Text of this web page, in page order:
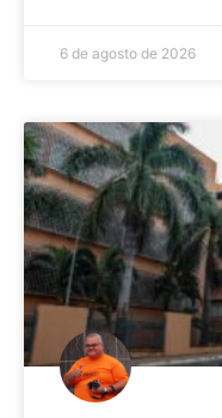
6 de agosto de 2026